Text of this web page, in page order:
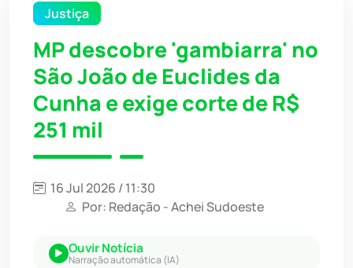
Justiça
MP descobre 'gambiarra' no
São João de Euclides da
Cunha e exige corte de R$
251 mil
16 Jul 2026 / 11:30
Por: Redação - Achei Sudoeste
Ouvir Notícia
Narração automática (IA)